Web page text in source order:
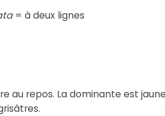
= à deux lignes
au repos. La dominante est